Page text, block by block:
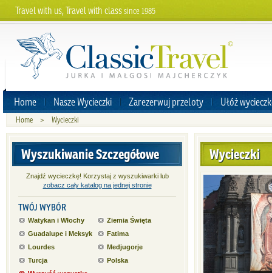
Travel with us, Travel with classsince 1985
Home Nasze Wycieczki Zarezerwuj przeloty Ułóż
Home > Wycieczki
Wycieczki
Wyszukiwanie Szczegółowe
Znajdź wycieczkę! Korzystaj z wyszukiwarki lub
zobacz cały katalog na jednej stronie
TWÓJ WYBÓR
Watykan i Włochy
Ziemia Święta
Guadalupe i Meksyk
Fatima
Lourdes
Medjugorje
Turcja
Polska